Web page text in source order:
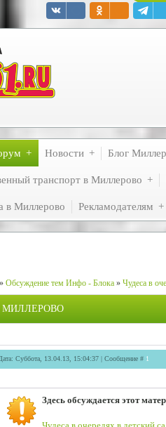
Новости Блог
транспорт в Миллерово
в Миллерово Рекламодателям
» Обсуждение тем Инфо - Блока » Чудеса в
МИЛЛЕРОВО
Суббота, 13.04.13, 15:04:37 | Сообщение # 1
Здесь обсуждается этот